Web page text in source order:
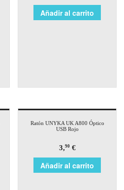
Añadir al carrito
Ratón UNYKA UK A800 Óptico
USB Rojo
3,90€
Añadir al carrito